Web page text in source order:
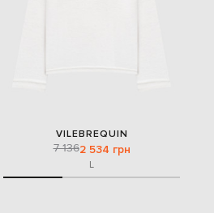
VILEBREQUIN
7 1362 534 грн
L